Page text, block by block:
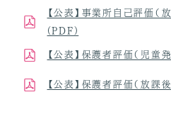
【公表】事業所自己評価（
(PDF)
【公表】保護者評価（児童
【公表】保護者評価（放課